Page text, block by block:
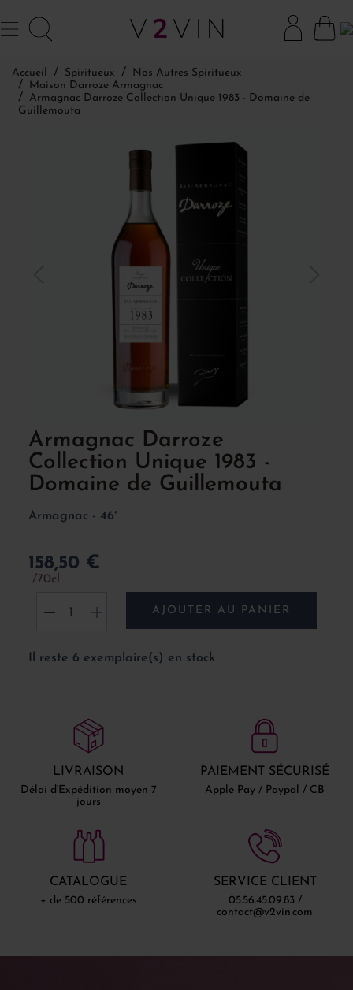
Accueil Spiritueux
Nos Autres Spiritueux
Maison Darroze Armagnac
Armagnac Darroze Collection Unique 1983 - Domaine de
Guillemouta
Armagnac Darroze
Collection Unique 1983 -
Domaine de Guillemouta
Armagnac - 46°
158,50 €
70cl
- + AJOUTER AU PANIER
Il reste 6 exemplaire(s) en stock
LIVRAISON
Délai d'Expédition moyen 7
jours
PAIEMENT SÉCURISÉ
Apple Pay / Paypal / CB
CATALOGUE
+ de 500 références
SERVICE CLIENT
05.56.45.09.83 /
contact@v2vin.com